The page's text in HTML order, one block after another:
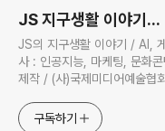
JS 지구생활 이야기...
JS의 지구생활 이야기 / AI, 게임, 호텔, 여행 / NCS 확인강
사 : 인공지능, 마케팅, 문화
제작 / (사)국제미디어예술협
구독하기